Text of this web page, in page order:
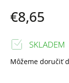
€8,65
SKLADEM
Môžeme doručiť